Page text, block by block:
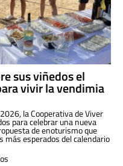
sus viñedos el
vivir la vendimia
la Cooperativa de Viver
para celebrar una nueva
de enoturismo que
más esperados del calendario